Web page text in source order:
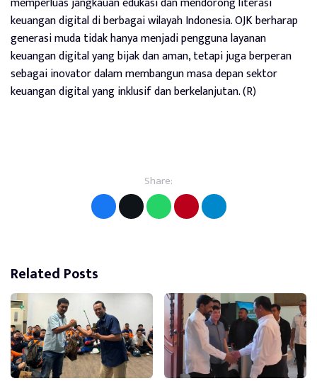
keuangan digital di berbagai wilayah Indonesia. OJK berharap
generasi muda tidak hanya menjadi pengguna layanan
keuangan digital yang bijak dan aman, tetapi juga berperan
sebagai inovator dalam membangun masa depan sektor
keuangan digital yang inklusif dan berkelanjutan. (R)
Share:
Related Posts